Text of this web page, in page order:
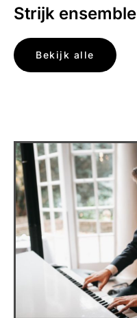
Strijk ensemble
Bekijk alle